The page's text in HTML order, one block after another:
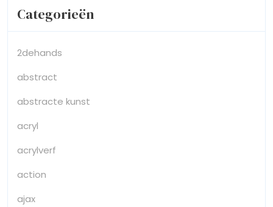
Categorieën
2dehands
abstract
abstracte kunst
acryl
acrylverf
action
ajax